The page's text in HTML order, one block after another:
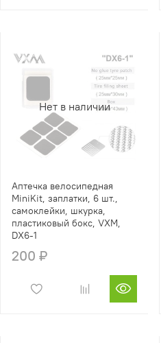
Нет в наличии
Аптечка велосипедная
MiniKit, заплатки, 6 шт.,
самоклейки, шкурка,
пластиковый бокс, VXM,
DX6-1
200 ₽